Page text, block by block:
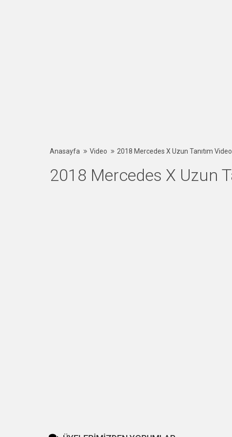
Anasayfa Video 2018 Mercedes X Uzun Tanıtım Video
2018 Mercedes X Uzun